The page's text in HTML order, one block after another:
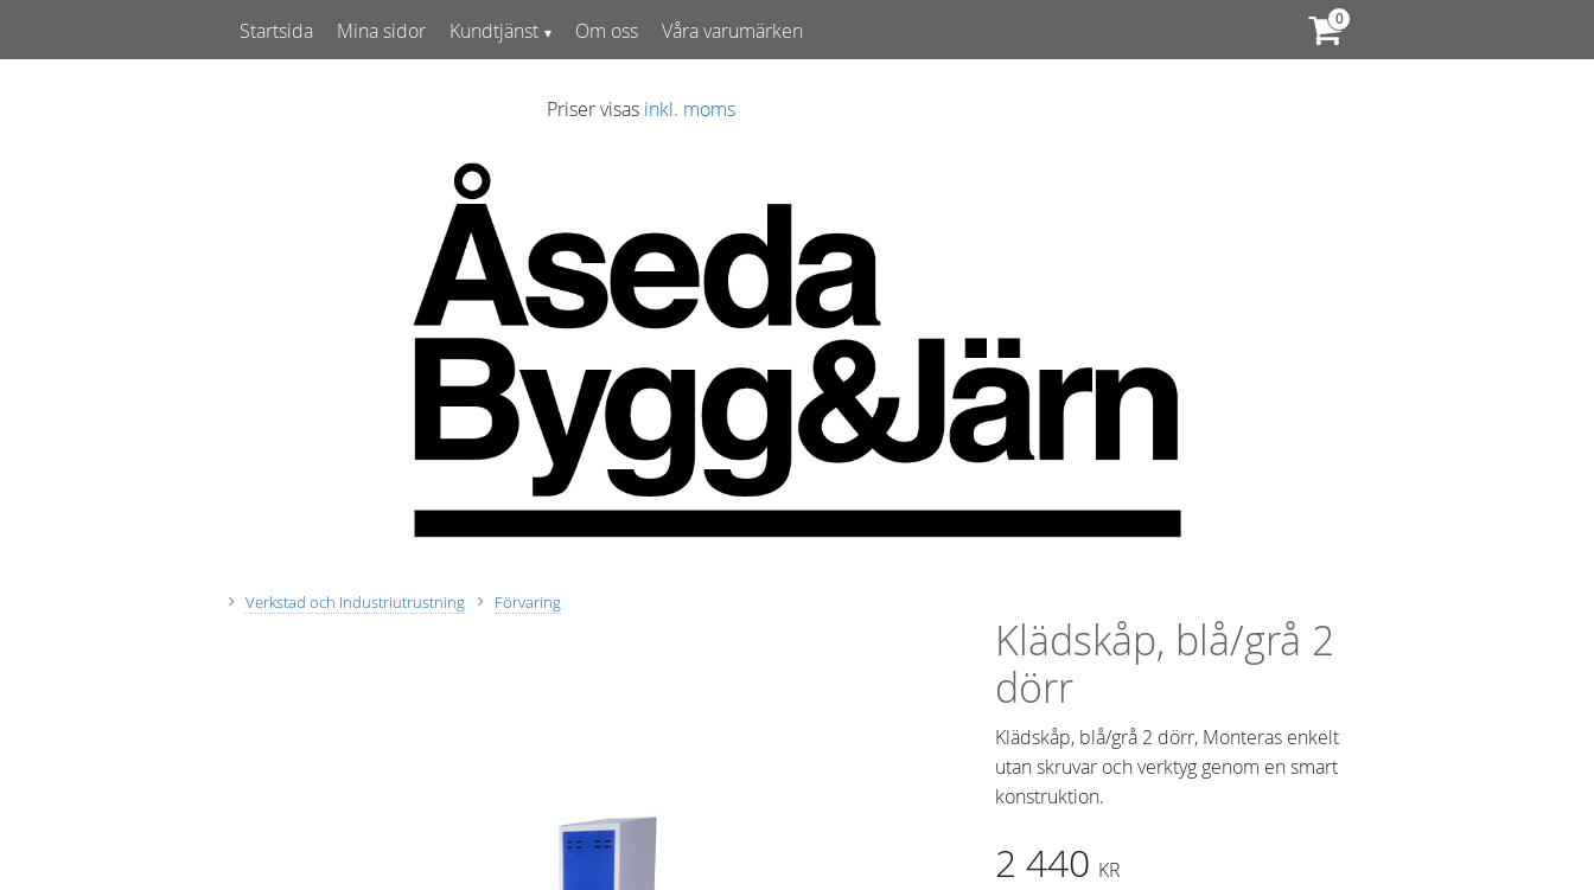
Priser visas inkl. moms
Startsida Mina sidor Kundtjänst Om oss Våra varumärken
Verkstad och Industriutrustning Förvaring
Klädskåp, blå/grå 2
dörr
Klädskåp, blå/grå 2 dörr, Monteras enkelt
utan skruvar och verktyg genom en smart
konstruktion.
2 440 KR